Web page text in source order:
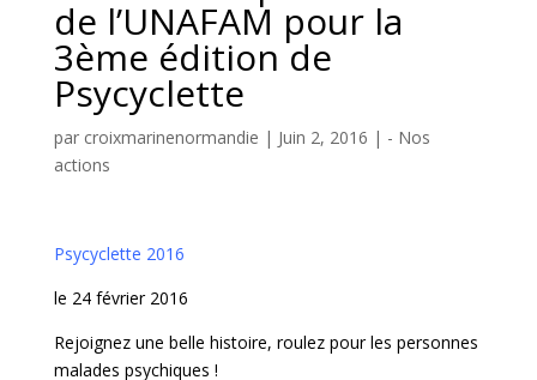
de l’UNAFAM pour la
3ème édition de
Psycyclette
par croixmarinenormandie | Juin 2, 2016 | - Nos
actions
Psycyclette 2016
le 24 février 2016
Rejoignez une belle histoire, roulez pour les personnes
malades psychiques !